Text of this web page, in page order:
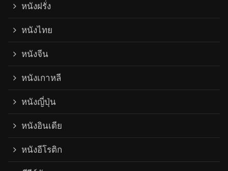
หนังฝรั่ง
หนังไทย
หนังจีน
หนังเกาหลี
หนังญี่ปุ่น
หนังอินเดีย
หนังอีโรติก